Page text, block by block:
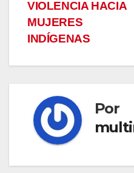
entradas
VIOLENCIA HACIA
MUJERES
INDÍGENAS
Por